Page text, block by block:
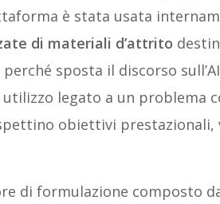
è stata usata
di materiali d’attrito
sposta il discorso
utilizzo legato a un problema
obiettivi prestazionali,
di formulazione composto